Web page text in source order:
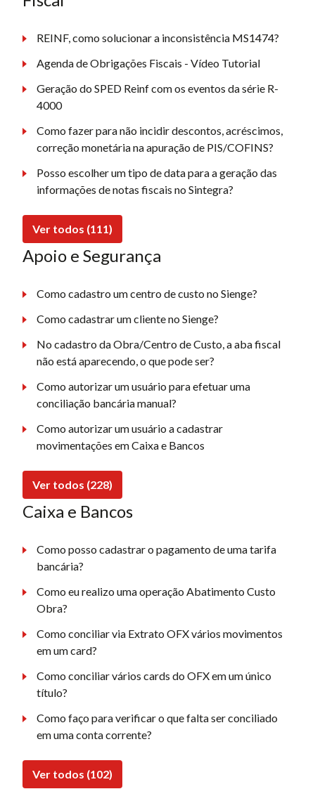
REINF, como solucionar a inconsistência MS1474?
Agenda de Obrigações Fiscais - Vídeo Tutorial
Geração do SPED Reinf com os eventos da série R-
4000
Como fazer para não incidir descontos, acréscimos,
correção monetária na apuração de PIS/COFINS?
Posso escolher um tipo de data para a geração das
informações de notas fiscais no Sintegra?
Ver todos (111)
Apoio e Segurança
Como cadastro um centro de custo no Sienge?
Como cadastrar um cliente no Sienge?
No cadastro da Obra/Centro de Custo, a aba fiscal
não está aparecendo, o que pode ser?
Como autorizar um usuário para efetuar uma
conciliação bancária manual?
Como autorizar um usuário a cadastrar
movimentações em Caixa e Bancos
Ver todos (228)
Caixa e Bancos
Como posso cadastrar o pagamento de uma tarifa
bancária?
Como eu realizo uma operação Abatimento Custo
Obra?
Como conciliar via Extrato OFX vários movimentos
em um card?
Como conciliar vários cards do OFX em um único
título?
Como faço para verificar o que falta ser conciliado
em uma conta corrente?
Ver todos (102)